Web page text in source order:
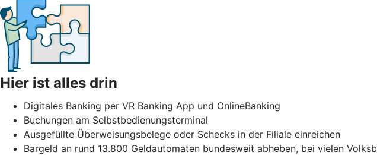
Hier ist alles drin
Digitales Banking per VR Banking App und OnlineBanking
Buchungen am Selbstbedienungsterminal
Ausgefüllte Überweisungsbelege oder Schecks in der Filiale einreichen
Bargeld an rund 13.800 Geldautomaten bundesweit abheben, bei vielen